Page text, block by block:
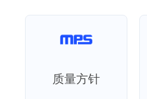
质量方针